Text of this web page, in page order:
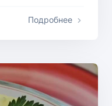
Подробнее